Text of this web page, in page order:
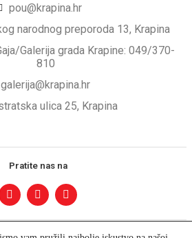
pou@krapina.hr
narodnog preporoda 13, Krapina
Galerija grada Krapine: 049/370-
810
galerija@krapina.hr
ulica 25, Krapina
Pratite nas na